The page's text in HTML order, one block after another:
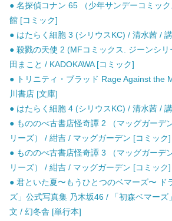
● 名探偵コナン 65 （少年サンデーコミッ
館 [コミック]
● はたらく細胞 3 (シリウスKC) / 清水茜 /
● 殺戮の天使 2 (MFコミックス. ジーンシ
田まこと / KADOKAWA [コミック]
● トリニティ・ブラッド Rage Against the
川書店 [文庫]
● はたらく細胞 4 (シリウスKC) / 清水茜 /
● もののべ古書店怪奇譚 2 （マッグガーデ
リーズ） / 紺吉 / マッグガーデン [コミック]
● もののべ古書店怪奇譚 3 （マッグガーデ
リーズ） / 紺吉 / マッグガーデン [コミック]
● 君といた夏〜もうひとつのベマーズ〜 ド
ズ」公式写真集 乃木坂46 / 「初森ベマー
文 / 幻冬舎 [単行本]